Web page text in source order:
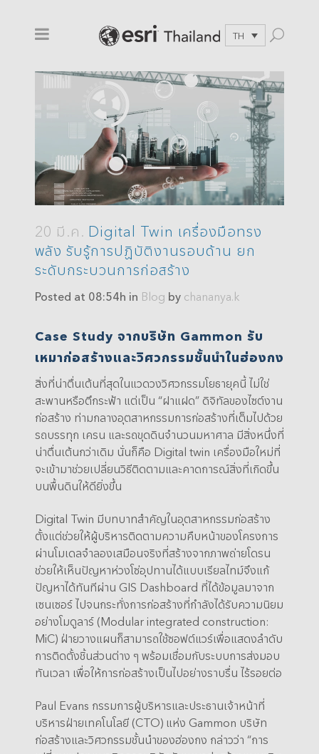
TH
20 มี.ค. Digital Twin เครื่องมือทรง
พลัง รับรู้การปฏิบัติงานรอบด้าน ยก
ระดับกระบวนการก่อสร้าง
Posted at 08:54h in Blog by chananya.k
Case Study จากบริษัท Gammon รับ
เหมาก่อสร้างและวิศวกรรมชั้นนำในฮ่องกง
สิ่งที่น่าตื่นเต้นที่สุดในแวดวงวิศวกรรมโยธายุคนี้ ไม่ใช่
สะพานหรือตึกระฟ้า แต่เป็น “ฝาแฝด” ดิจิทัลของไซต์งาน
ก่อสร้าง ท่ามกลางอุตสาหกรรมการก่อสร้างที่เต็มไปด้วย
รถบรรทุก เครน และรถขุดดินจำนวนมหาศาล มีสิ่งหนึ่งที่
น่าตื่นเต้นกว่าเดิม นั่นก็คือ Digital twin เครื่องมือใหม่ที่
จะเข้ามาช่วยเปลี่ยนวิธีติดตามและคาดการณ์สิ่งที่เกิดขึ้น
บนพื้นดินให้ดียิ่งขึ้น
Digital Twin มีบทบาทสำคัญในอุตสาหกรรมก่อสร้าง
ตั้งแต่ช่วยให้ผู้บริหารติดตามความคืบหน้าของโครงการ
ผ่านโมเดลจำลองเสมือนจริงที่สร้างจากภาพถ่ายโดรน
ช่วยให้เห็นปัญหาห่วงโซ่อุปทานได้แบบเรียลไทม์จึงแก้
ปัญหาได้ทันทีผ่าน GIS Dashboard ที่ได้ข้อมูลมาจาก
เซนเซอร์ ไปจนกระทั่งการก่อสร้างที่กำลังได้รับความนิยม
อย่างโมดูลาร์ (Modular integrated construction:
MiC) ฝ่ายวางแผนก็สามารถใช้ซอฟต์แวร์เพื่อแสดงลำดับ
การติดตั้งชิ้นส่วนต่าง ๆ พร้อมเชื่อมกับระบบการส่งมอบ
ทันเวลา เพื่อให้การก่อสร้างเป็นไปอย่างราบรื่น ไร้รอยต่อ
Paul Evans กรรมการผู้บริหารและประธานเจ้าหน้าที่
บริหารฝ่ายเทคโนโลยี (CTO) แห่ง Gammon บริษัท
ก่อสร้างและวิศวกรรมชั้นนำของฮ่องกง กล่าวว่า “การ